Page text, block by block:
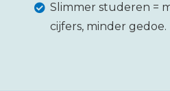
Slimmer studeren =
cijfers, minder gedoe.